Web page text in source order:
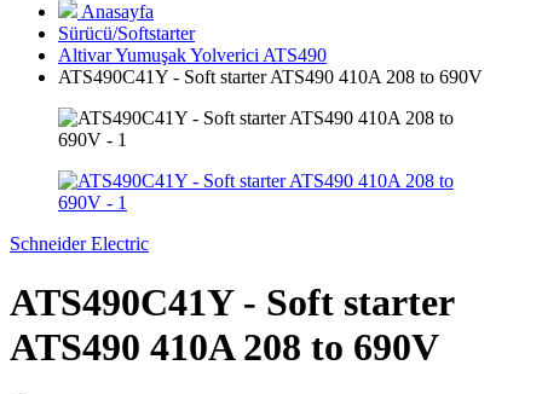
Anasayfa
Sürücü/Softstarter
Altivar Yumuşak Yolverici ATS490
ATS490C41Y - Soft starter ATS490 410A 208 to 690V
Schneider Electric
ATS490C41Y - Soft starter
ATS490 410A 208 to 690V